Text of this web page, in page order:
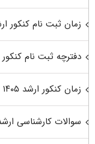
زمان ثبت نام کنکور ارشد
دفترچه ثبت نام کنکور
زمان کنکور ارشد ۱۴۰۵
سوالات کارشناسی